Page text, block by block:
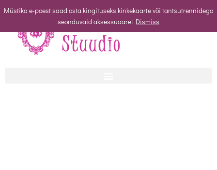
Müstika e-poest saad osta kingituseks kinkekaarte või tantsutrennidega
seonduvaid aksessuaare! Dismiss